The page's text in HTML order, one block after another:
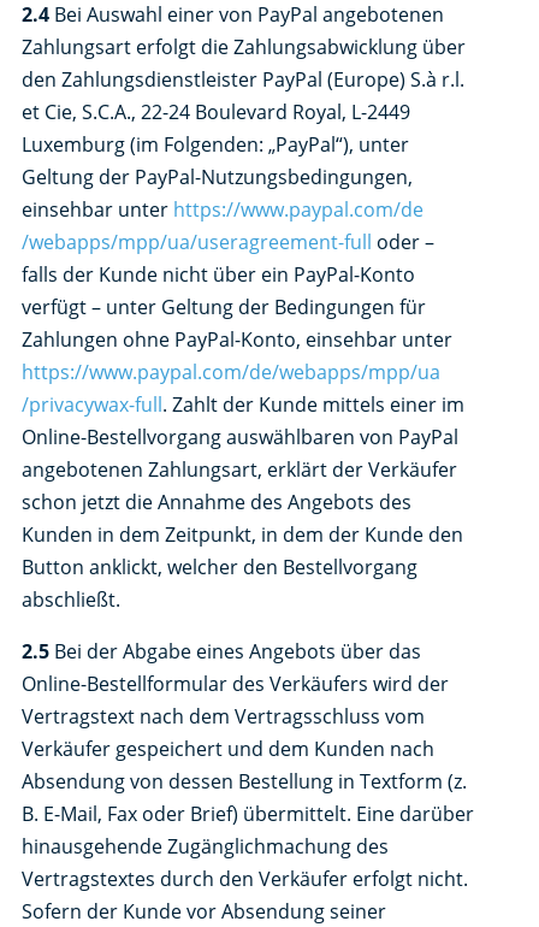
2.4Bei Auswahl einer von PayPal angebotenen
Zahlungsart erfolgt die Zahlungsabwicklung über
den Zahlungsdienstleister PayPal (Europe) S.à r.l.
et Cie, S.C.A., 22-24 Boulevard Royal, L-2449
Luxemburg (im Folgenden: „PayPal“), unter
Geltung der PayPal-Nutzungsbedingungen,
einsehbar unter https://www.paypal.com/de
/webapps/mpp/ua/useragreement-full oder –
falls der Kunde nicht über ein PayPal-Konto
verfügt – unter Geltung der Bedingungen für
Zahlungen ohne PayPal-Konto, einsehbar unter
https://www.paypal.com/de/webapps/mpp/ua
/privacywax-full. Zahlt der Kunde mittels einer im
Online-Bestellvorgang auswählbaren von PayPal
angebotenen Zahlungsart, erklärt der Verkäufer
schon jetzt die Annahme des Angebots des
Kunden in dem Zeitpunkt, in dem der Kunde den
Button anklickt, welcher den Bestellvorgang
abschließt.
2.5Bei der Abgabe eines Angebots über das
Online-Bestellformular des Verkäufers wird der
Vertragstext nach dem Vertragsschluss vom
Verkäufer gespeichert und dem Kunden nach
Absendung von dessen Bestellung in Textform (z.
B. E-Mail, Fax oder Brief) übermittelt. Eine darüber
hinausgehende Zugänglichmachung des
Vertragstextes durch den Verkäufer erfolgt nicht.
Sofern der Kunde vor Absendung seiner